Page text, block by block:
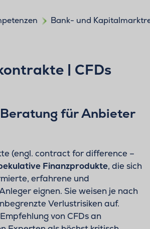
Bank- und
| CFDs
für Anbieter
(engl. contract for difference –
Finanzprodukte, die sich
erfahrene und
eignen. Sie weisen je nach
Verlustrisiken auf.
von CFDs an